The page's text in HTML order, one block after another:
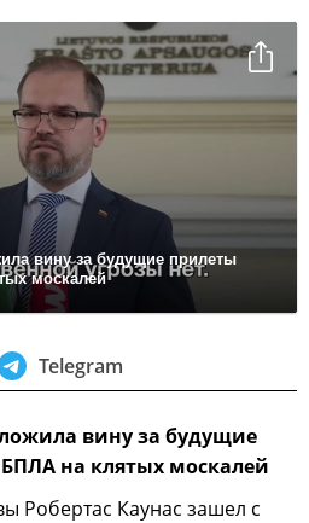
вину за будущие прилеты
москалей
Telegram
вину за будущие
на клятых москалей
Робертас Каунас зашел с